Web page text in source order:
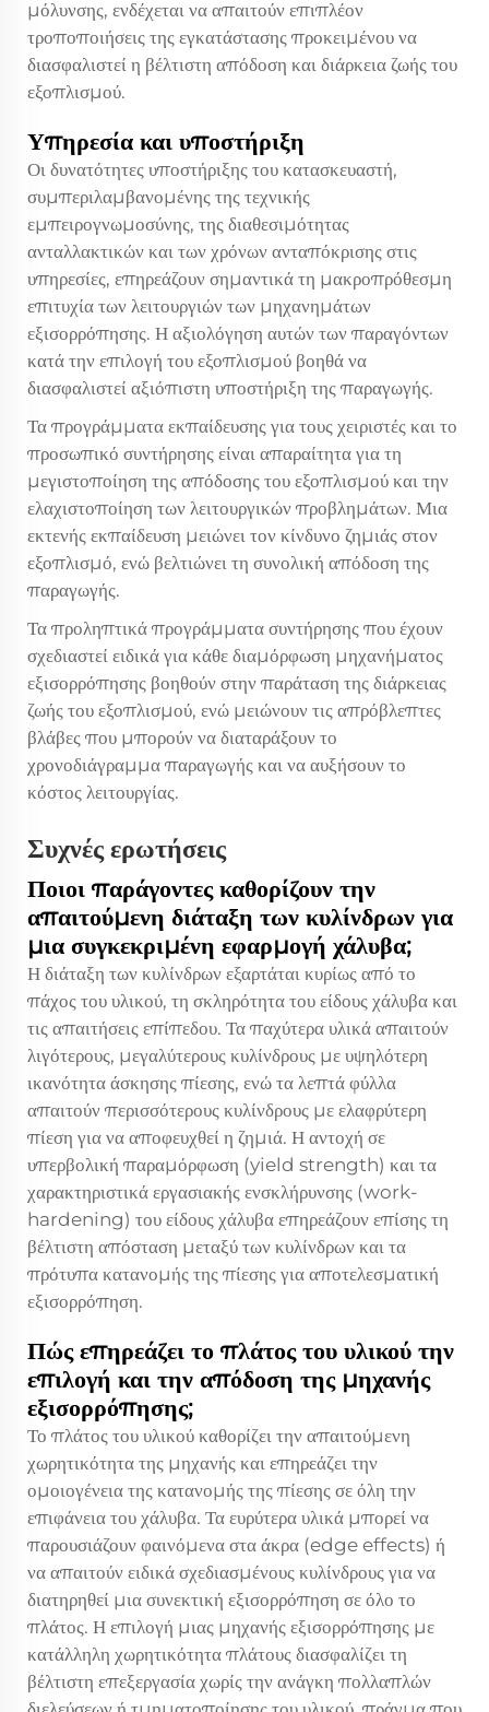
μόλυνσης, ενδέχεται να απαιτούν επιπλέον
τροποποιήσεις της εγκατάστασης προκειμένου να
διασφαλιστεί η βέλτιστη απόδοση και διάρκεια ζωής του
εξοπλισμού.
Υπηρεσία και υποστήριξη
Οι δυνατότητες υποστήριξης του κατασκευαστή,
συμπεριλαμβανομένης της τεχνικής
εμπειρογνωμοσύνης, της διαθεσιμότητας
ανταλλακτικών και των χρόνων ανταπόκρισης στις
υπηρεσίες, επηρεάζουν σημαντικά τη μακροπρόθεσμη
επιτυχία των λειτουργιών των μηχανημάτων
εξισορρόπησης. Η αξιολόγηση αυτών των παραγόντων
κατά την επιλογή του εξοπλισμού βοηθά να
διασφαλιστεί αξιόπιστη υποστήριξη της παραγωγής.
Τα προγράμματα εκπαίδευσης για τους χειριστές και το
προσωπικό συντήρησης είναι απαραίτητα για τη
μεγιστοποίηση της απόδοσης του εξοπλισμού και την
ελαχιστοποίηση των λειτουργικών προβλημάτων. Μια
εκτενής εκπαίδευση μειώνει τον κίνδυνο ζημιάς στον
εξοπλισμό, ενώ βελτιώνει τη συνολική απόδοση της
παραγωγής.
Τα προληπτικά προγράμματα συντήρησης που έχουν
σχεδιαστεί ειδικά για κάθε διαμόρφωση μηχανήματος
εξισορρόπησης βοηθούν στην παράταση της διάρκειας
ζωής του εξοπλισμού, ενώ μειώνουν τις απρόβλεπτες
βλάβες που μπορούν να διαταράξουν το
χρονοδιάγραμμα παραγωγής και να αυξήσουν το
κόστος λειτουργίας.
Συχνές ερωτήσεις
Ποιοι παράγοντες καθορίζουν την
απαιτούμενη διάταξη των κυλίνδρων για
μια συγκεκριμένη εφαρμογή χάλυβα;
Η διάταξη των κυλίνδρων εξαρτάται κυρίως από το
πάχος του υλικού, τη σκληρότητα του είδους χάλυβα και
τις απαιτήσεις επίπεδου. Τα παχύτερα υλικά απαιτούν
λιγότερους, μεγαλύτερους κυλίνδρους με υψηλότερη
ικανότητα άσκησης πίεσης, ενώ τα λεπτά φύλλα
απαιτούν περισσότερους κυλίνδρους με ελαφρύτερη
πίεση για να αποφευχθεί η ζημιά. Η αντοχή σε
υπερβολική παραμόρφωση (yield strength) και τα
χαρακτηριστικά εργασιακής ενσκλήρυνσης (work-
hardening) του είδους χάλυβα επηρεάζουν επίσης τη
βέλτιστη απόσταση μεταξύ των κυλίνδρων και τα
πρότυπα κατανομής της πίεσης για αποτελεσματική
εξισορρόπηση.
Πώς επηρεάζει το πλάτος του υλικού την
επιλογή και την απόδοση της μηχανής
εξισορρόπησης;
Το πλάτος του υλικού καθορίζει την απαιτούμενη
χωρητικότητα της μηχανής και επηρεάζει την
ομοιογένεια της κατανομής της πίεσης σε όλη την
επιφάνεια του χάλυβα. Τα ευρύτερα υλικά μπορεί να
παρουσιάζουν φαινόμενα στα άκρα (edge effects) ή
να απαιτούν ειδικά σχεδιασμένους κυλίνδρους για να
διατηρηθεί μια συνεκτική εξισορρόπηση σε όλο το
πλάτος. Η επιλογή μιας μηχανής εξισορρόπησης με
κατάλληλη χωρητικότητα πλάτους διασφαλίζει τη
βέλτιστη επεξεργασία χωρίς την ανάγκη πολλαπλών